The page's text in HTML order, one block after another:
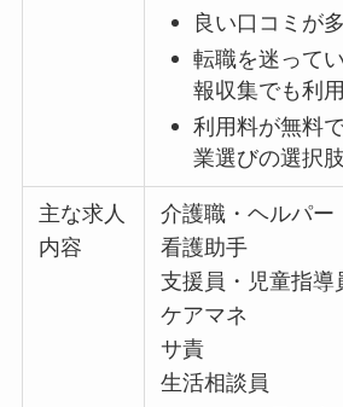
良い口コミが
転職を迷って
報収集でも利
利用料が無料
業選びの選択
主な求人
内容
介護職・ヘルパー
看護助手
支援員・児童指導
ケアマネ
サ責
生活相談員